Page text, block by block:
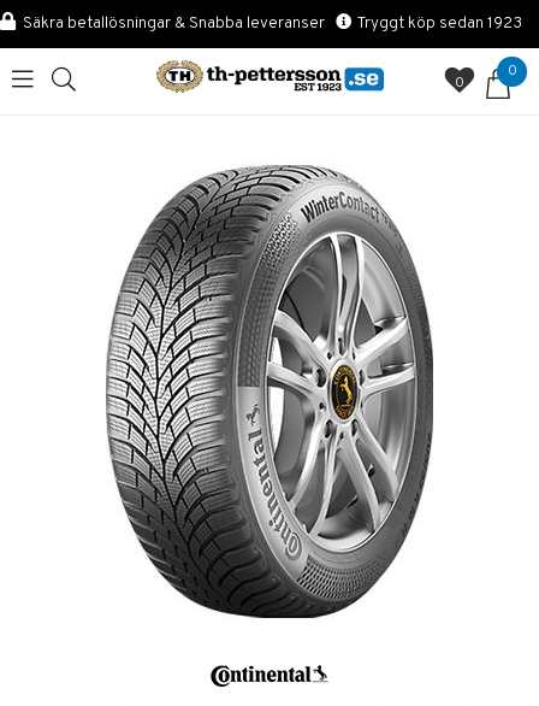
Säkra betallösningar & Snabba leveranser Tryggt köp sedan 1923
0
0